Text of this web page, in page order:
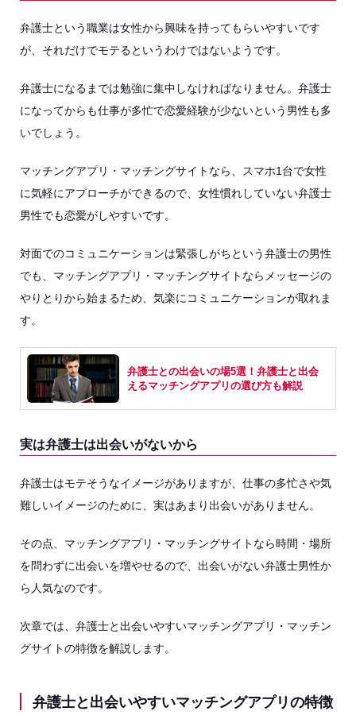
弁護士という職業は女性から興味を持ってもらいやすいです
が、それだけでモテるというわけではないようです。
弁護士になるまでは勉強に集中しなければなりません。弁護士
になってからも仕事が多忙で恋愛経験が少ないという男性も多
いでしょう。
マッチングアプリ・マッチングサイトなら、スマホ1台で女性
に気軽にアプローチができるので、女性慣れしていない弁護士
男性でも恋愛がしやすいです。
対面でのコミュニケーションは緊張しがちという弁護士の男性
でも、マッチングアプリ・マッチングサイトならメッセージの
やりとりから始まるため、気楽にコミュニケーションが取れま
す。
弁護士との出会いの場5選！弁護士と出会
えるマッチングアプリの選び方も解説
実は弁護士は出会いがないから
弁護士はモテそうなイメージがありますが、仕事の多忙さや気
難しいイメージのために、実はあまり出会いがありません。
その点、マッチングアプリ・マッチングサイトなら時間・場所
を問わずに出会いを増やせるので、出会いがない弁護士男性か
ら人気なのです。
次章では、弁護士と出会いやすいマッチングアプリ・マッチン
グサイトの特徴を解説します。
弁護士と出会いやすいマッチングアプリの特徴